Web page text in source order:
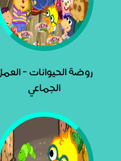
روضة الحيوانات -
الجماعي